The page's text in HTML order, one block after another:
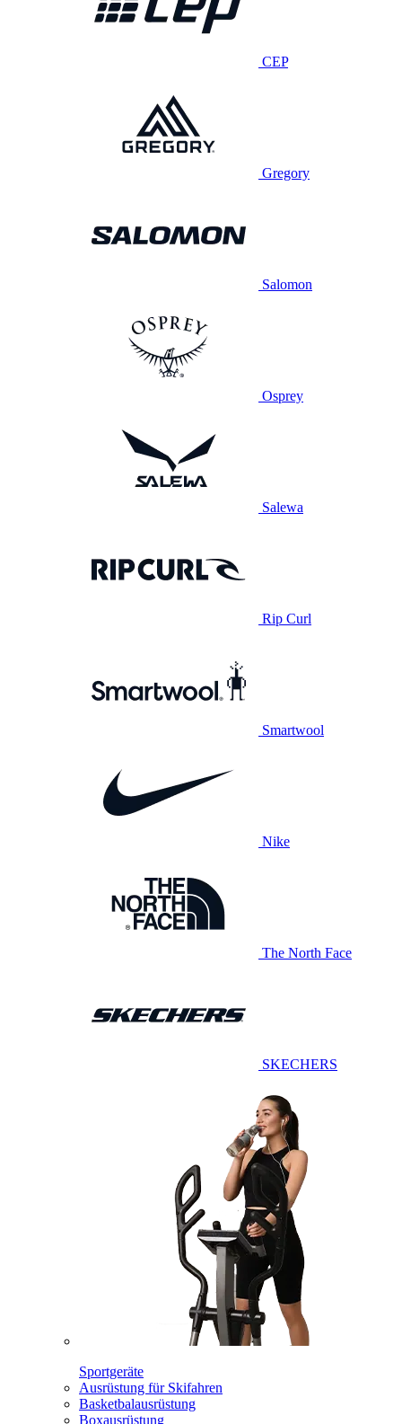
CEP
Gregory
Salomon
Osprey
Salewa
Rip Curl
Smartwool
Nike
The North Face
SKECHERS
Sportgeräte
Ausrüstung für Skifahren
Basketbalausrüstung
Boxausrüstung